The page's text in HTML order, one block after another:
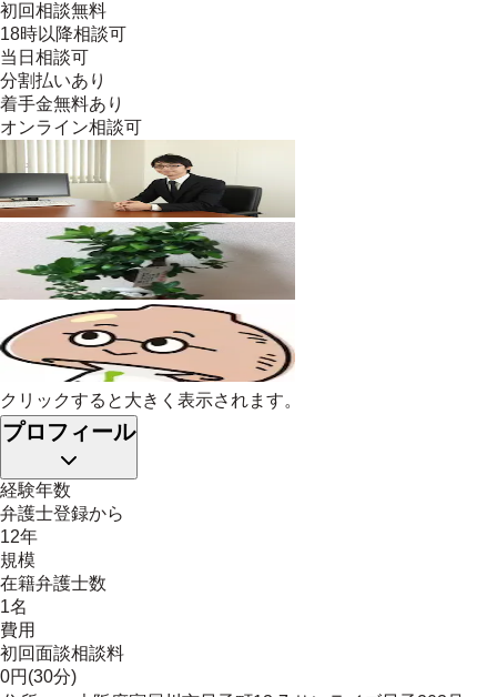
初回相談無料
18時以降相談可
当日相談可
分割払いあり
着手金無料あり
オンライン相談可
クリックすると大きく表示されます。
プロフィール
経験年数
弁護士登録から
12年
規模
在籍弁護士数
1名
費用
初回面談相談料
0円(30分)